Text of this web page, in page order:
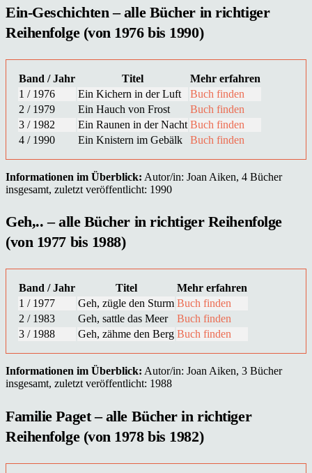
Ein-Geschichten – alle Bücher in richtiger
Reihenfolge (von 1976 bis 1990)
Band / Jahr Titel
Mehr erfahren
1 / 1976
Ein Kichern in der Luft
Buch finden
2 / 1979
Ein Hauch von Frost
Buch finden
3 / 1982
Ein Raunen in der Nacht Buch finden
4 / 1990
Ein Knistern im Gebälk Buch finden
Informationen im Überblick: Autor/in: Joan Aiken, 4 Bücher
insgesamt, zuletzt veröffentlicht: 1990
Geh,.. – alle Bücher in richtiger Reihenfolge
(von 1977 bis 1988)
Band / Jahr Titel
Mehr erfahren
1 / 1977
Geh, zügle den Sturm Buch finden
2 / 1983
Geh, sattle das Meer
Buch finden
3 / 1988
Geh, zähme den Berg Buch finden
Informationen im Überblick: Autor/in: Joan Aiken, 3 Bücher
insgesamt, zuletzt veröffentlicht: 1988
Familie Paget – alle Bücher in richtiger
Reihenfolge (von 1978 bis 1982)